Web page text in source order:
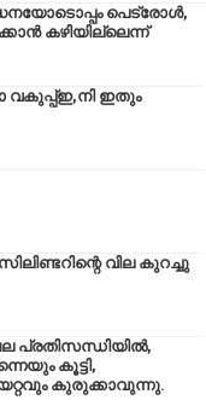
പെട്രോൾ,
കഴിയില്ലെന്ന്
വകുപ്പ്ഇ,നി ഇതും
വില കുറച്ചു
പ്രതിസന്ധിയിൽ,
കൂട്ടി,
കുരുക്കാവുന്നു.